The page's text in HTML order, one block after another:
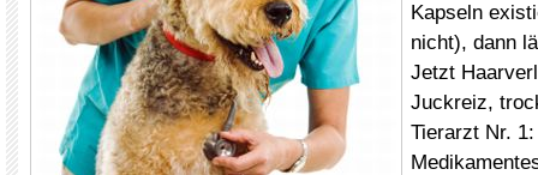
Kapseln
nicht), dann
Jetzt
Juckreiz,
Tierarzt Nr.